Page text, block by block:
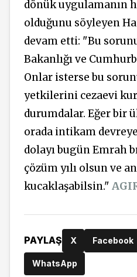
dönük uygulamanın
olduğunu söyleyen
devam etti: "Bu
Bakanlığı ve
Onlar isterse bu
yetkilerini cezaevi
durumdalar. Eğer bir
orada intikam
dolayı bugün Emrah
çözüm yılı olsun ve
kucaklaşabilsin."
PAYLAŞ X Facebook
WhatsApp